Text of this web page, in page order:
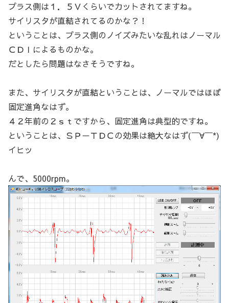
プラス側は１．５Ｖくらいでカットされてますね。
サイリスタが直結されてるのかな？！
ということは、プラス側のノイズみたいな乱れはノーマル
ＣＤＩによるものかな。
だとしたら問題はなさそうですね。
また、サイリスタが直結ということは、ノーマルではほぼ
固定進角なはず。
４２年前の２ｓｔですから、固定進角は典型的ですね。
ということは、ＳＰ－ＴＤＣの効果は絶大なはず(￣∀￣*)
イヒッ
んで、5000rpm。